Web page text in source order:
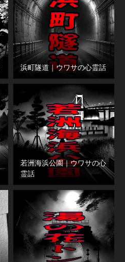
浜町隧道｜ウワサの心霊話
若洲海浜公園｜ウワサの心
霊話